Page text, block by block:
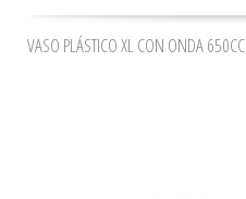
VASO PLÁSTICO XL CON ONDA 650CC